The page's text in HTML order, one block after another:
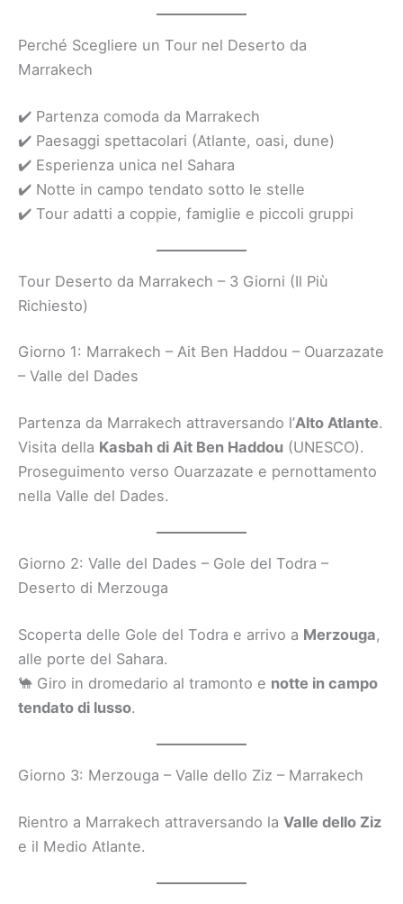
Perché Scegliere un Tour nel Deserto da
Marrakech
✔️ Partenza comoda da Marrakech
✔️ Paesaggi spettacolari (Atlante, oasi, dune)
✔️ Esperienza unica nel Sahara
✔️ Notte in campo tendato sotto le stelle
✔️ Tour adatti a coppie, famiglie e piccoli gruppi
Tour Deserto da Marrakech – 3 Giorni (Il Più
Richiesto)
Giorno 1: Marrakech – Ait Ben Haddou – Ouarzazate
– Valle del Dades
Partenza da Marrakech attraversando l’Alto Atlante.
Visita della Kasbah di Ait Ben Haddou (UNESCO).
Proseguimento verso Ouarzazate e pernottamento
nella Valle del Dades.
Giorno 2: Valle del Dades – Gole del Todra –
Deserto di Merzouga
Scoperta delle Gole del Todra e arrivo a Merzouga,
alle porte del Sahara.
🐪 Giro in dromedario al tramonto e notte in campo
tendato di lusso.
Giorno 3: Merzouga – Valle dello Ziz – Marrakech
Rientro a Marrakech attraversando la Valle dello Ziz
e il Medio Atlante.